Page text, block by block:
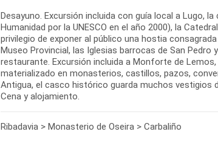
Desayuno. Excursión incluida con guía local a Lugo,
Humanidad por la UNESCO en el año 2000), la
privilegio de exponer al público una hostia
Museo Provincial, las Iglesias barrocas de San
restaurante. Excursión incluida a Monforte de
materializado en monasterios, castillos, pazos,
Antigua, el casco histórico guarda muchos vestigios
Ribadavia > Monasterio de Oseira > Carbaliño